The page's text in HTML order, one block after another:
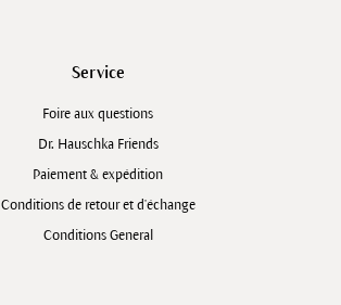
Service
Foire aux questions
Dr. Hauschka Friends
Paiement & expédition
Conditions de retour et d'échange
Conditions General